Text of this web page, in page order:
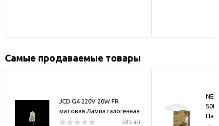
Самые продаваемые товары
JCD G4 220V 20W FR
матовая Лампа галогенная
585 шт